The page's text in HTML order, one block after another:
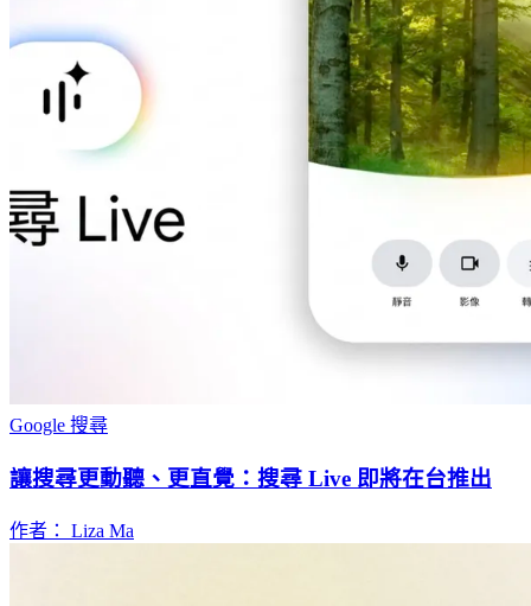
Google 搜尋
讓搜尋更動聽、更直覺：搜尋 Live 即將在台推出
作者： Liza Ma